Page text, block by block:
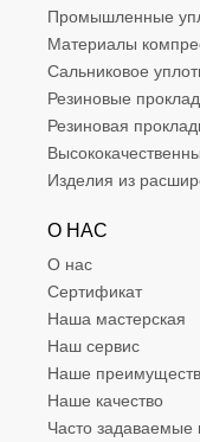
Промышленные
Материалы
Сальниковое
Резиновые
Резиновая
Изделия из
О НАС
О нас
Сертификат
Наша мастерская
Наш сервис
Наше
Наше качество
Часто задаваемые